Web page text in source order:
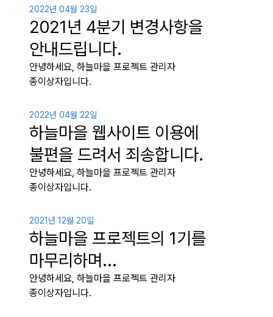
2022년 04월 23일
2021년 4분기 변경사항을
안내드립니다.
안녕하세요, 하늘마을 프로젝트 관리자
종이상자입니다.
2022년 04월 22일
하늘마을 웹사이트 이용에
불편을 드려서 죄송합니다.
안녕하세요, 하늘마을 프로젝트 관리자
종이상자입니다.
2021년 12월 20일
하늘마을 프로젝트의 1기를
마무리하며...
안녕하세요, 하늘마을 프로젝트 관리자
종이상자입니다.